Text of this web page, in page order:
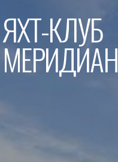
к
содержимому
ЯХТ-КЛУБ
МЕРИДИАН